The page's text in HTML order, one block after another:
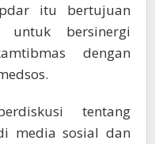
itu bertujuan
untuk bersinergi
dengan
tentang
media sosial dan